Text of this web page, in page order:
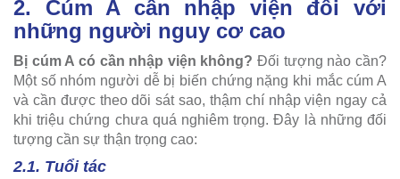
2. Cúm A cần nhập viện đối với
những người nguy cơ cao
Bị cúm A có cần nhập viện không? Đối tượng nào cần?
Một số nhóm người dễ bị biến chứng nặng khi mắc cúm A
và cần được theo dõi sát sao, thậm chí nhập viện ngay cả
khi triệu chứng chưa quá nghiêm trọng. Đây là những đối
tượng cần sự thận trọng cao:
2.1. Tuổi tác